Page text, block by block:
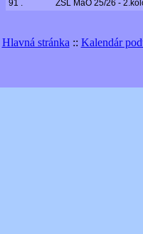
91 . ZSL MaO 25/26 -
Hlavná stránka :: Kalendár